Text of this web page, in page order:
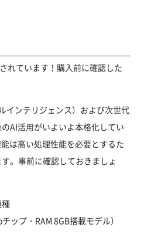
れています！購入前に確認した
ンテリジェンス）および次世代
AI活用がいよいよ本格化してい
は高い処理性能を必要とするた
。事前に確認しておきましょ
ップ・RAM 8GB搭載モデル）